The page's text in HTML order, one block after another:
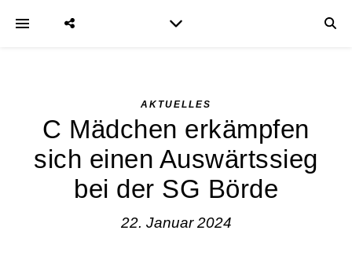
AKTUELLES
C Mädchen erkämpfen
sich einen Auswärtssieg
bei der SG Börde
22. Januar 2024